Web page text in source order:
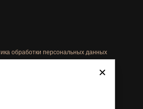
обработки персональных данных
-